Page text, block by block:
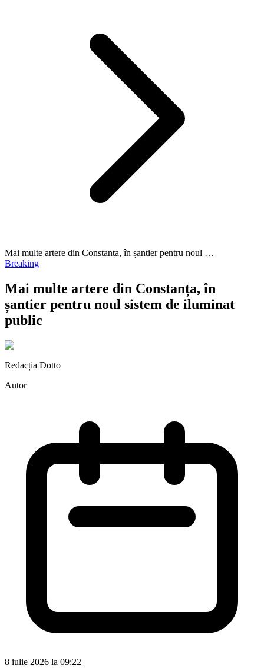
Mai multe artere din Constanța, în șantier pentru noul …
Breaking
Mai multe artere din Constanța, în
șantier pentru noul sistem de iluminat
public
Redacția Dotto
Autor
8 iulie 2026 la 09:22